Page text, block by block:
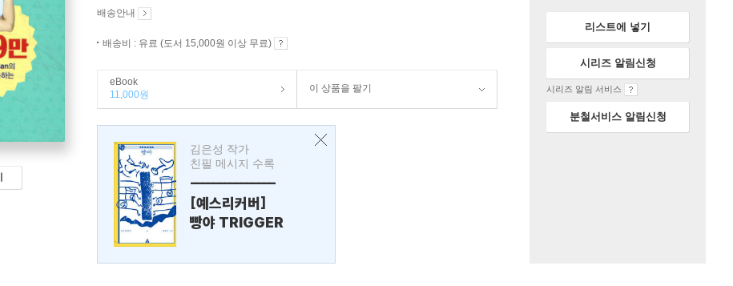
배송안내
배송비 : 유료 (도서 15,000원 이상 무료)
eBook
11,000원
이 상품을 팔기
김은성 작가
친필 메시지 수록
---------------
[예스리커버]
빵야 TRIGGER
리스트에 넣기
시리즈 알림신청
시리즈 알림 서비스
분철서비스 알림신청